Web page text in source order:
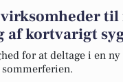
til
af kortvarigt
for at deltage i en